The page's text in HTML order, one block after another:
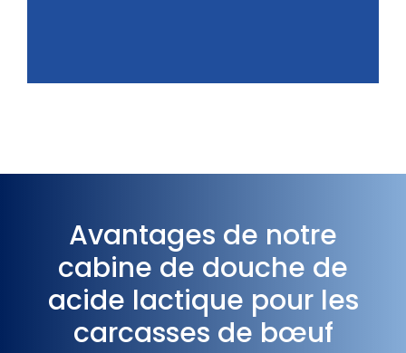
Avantages de notre
cabine de douche de
acide lactique pour les
carcasses de bœuf